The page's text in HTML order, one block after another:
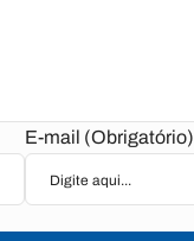
E-mail (Obrigatório)